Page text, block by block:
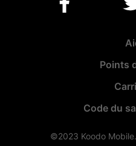
Points
Code du
©2023 Koodo Mobile.